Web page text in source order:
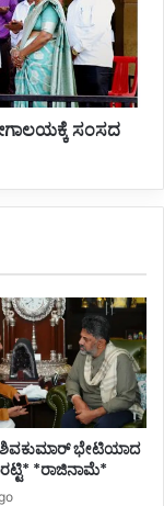
ಸಂಸದ
ಭೇಟಿಯಾದ
*ರಾಜಿನಾಮೆ*